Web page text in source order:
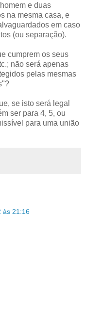
e duas
na mesma casa, e
em caso
(ou separação).
cumprem os seus
não será apenas
pelas mesmas
se isto será legal
ser para 4, 5, ou
para uma união
às 21:16